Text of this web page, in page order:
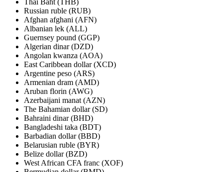
Thai Baht (THB)
Russian ruble (RUB)
Afghan afghani (AFN)
Albanian lek (ALL)
Guernsey pound (GGP)
Algerian dinar (DZD)
Angolan kwanza (AOA)
East Caribbean dollar (XCD)
Argentine peso (ARS)
Armenian dram (AMD)
Aruban florin (AWG)
Azerbaijani manat (AZN)
The Bahamian dollar (SD)
Bahraini dinar (BHD)
Bangladeshi taka (BDT)
Barbadian dollar (BBD)
Belarusian ruble (BYR)
Belize dollar (BZD)
West African CFA franc (XOF)